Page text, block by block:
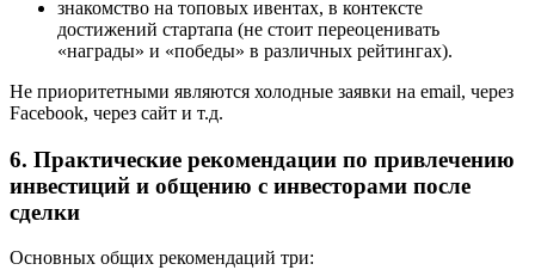
знакомство на топовых ивентах, в контексте
достижений стартапа (не стоит переоценивать
«награды» и «победы» в различных рейтингах).
Не приоритетными являются холодные заявки на email, через
Facebook, через сайт и т.д.
6. Практические рекомендации по привлечению
инвестиций и общению с инвесторами после
сделки
Основных общих рекомендаций три: